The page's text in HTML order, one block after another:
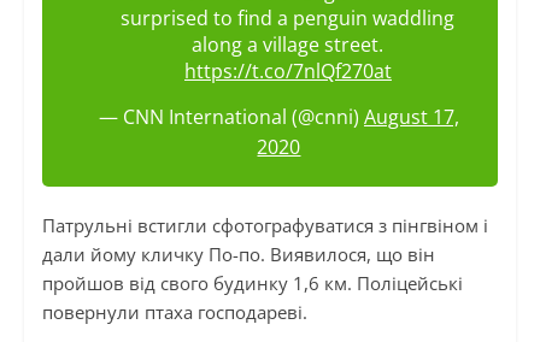
surprised to find a penguin waddling
along a village street.
https://t.co/7nlQf270at
— CNN International (@cnni) August 17,
2020
Патрульні встигли сфотографуватися з пінгвіном і
дали йому кличку По-по. Виявилося, що він
пройшов від свого будинку 1,6 км. Поліцейські
повернули птаха господареві.